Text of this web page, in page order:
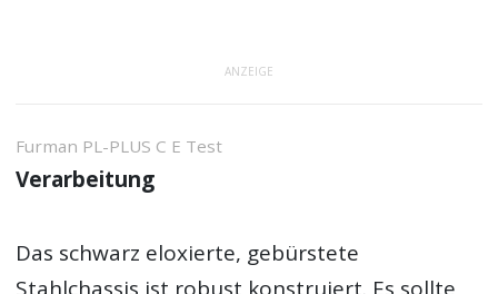
ANZEIGE
Furman PL-PLUS C E Test
Verarbeitung
Das schwarz eloxierte, gebürstete